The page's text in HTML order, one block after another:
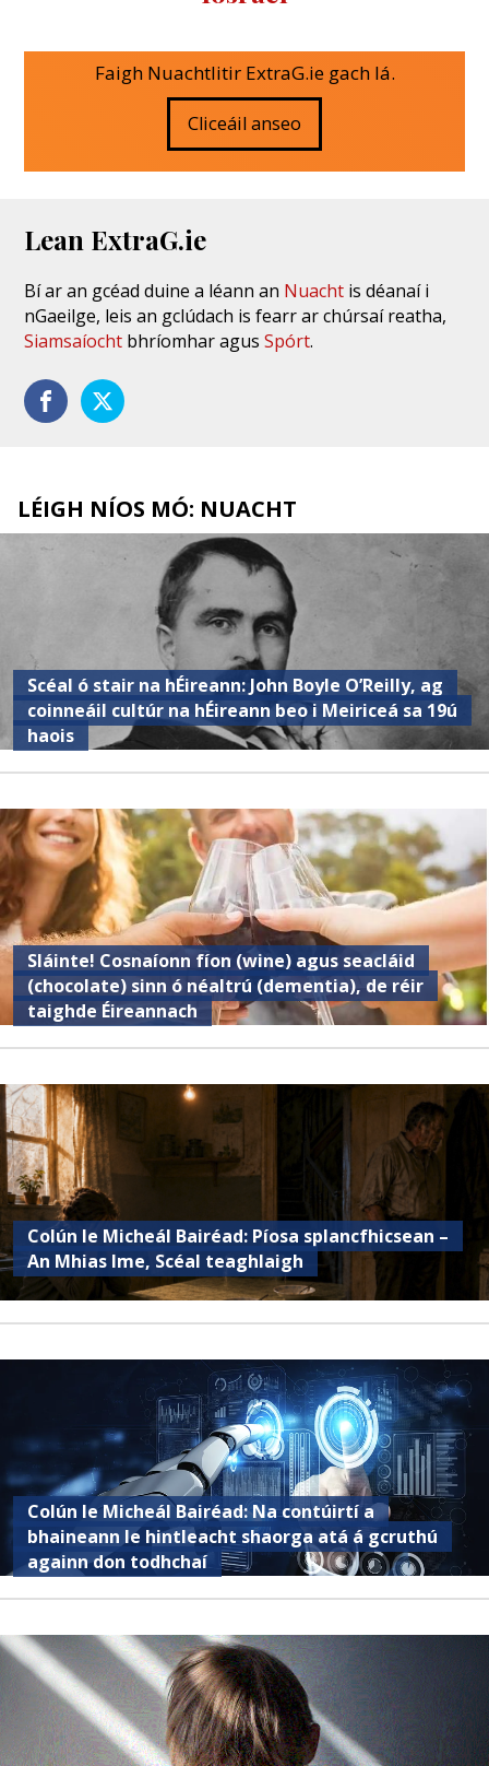
Faigh Nuachtlitir ExtraG.ie gach lá.
Cliceáil anseo
Lean ExtraG.ie
Bí ar an gcéad duine a léann an Nuacht is déanaí i
nGaeilge, leis an gclúdach is fearr ar chúrsaí reatha,
Siamsaíocht bhríomhar agusSpórt.
LÉIGH NÍOS MÓ: NUACHT
Scéal ó stair na hÉireann: John Boyle O’Reilly, ag
coinneáil cultúr na hÉireann beo i Meiriceá sa 19ú
haois
Sláinte! Cosnaíonn fíon (wine) agus seacláid
(chocolate) sinn ó néaltrú (dementia), de réir
taighde Éireannach
Colún le Micheál Bairéad: Píosa splancfhicsean –
An Mhias Ime, Scéal teaghlaigh
Colún le Micheál Bairéad: Na contúirtí a
bhaineann le hintleacht shaorga atá á gcruthú
againn don todhchaí